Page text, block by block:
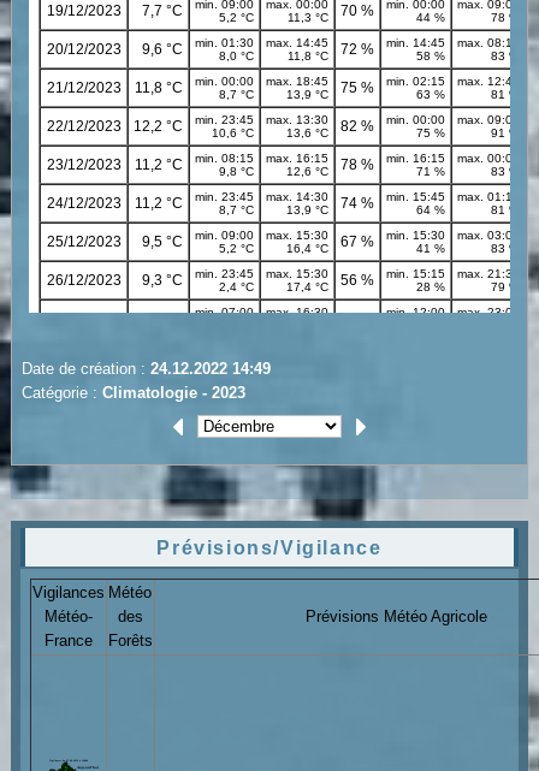
Date de création : 24.12.2022 14:49
Catégorie : Climatologie - 2023
Prévisions/Vigilance
Vigilances
Météo-
France
Météo
des
Forêts
Prévisions Météo Agricole